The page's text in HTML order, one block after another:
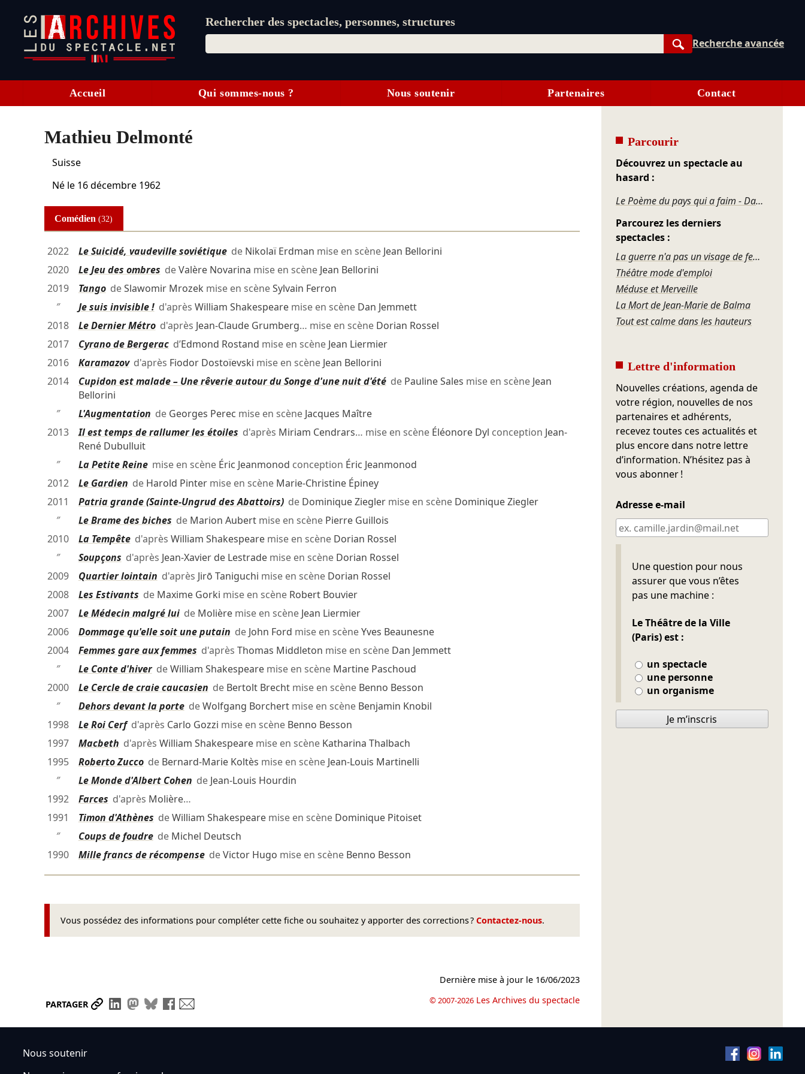
Rechercher des spectacles, personnes, structures
Rechercher
Recherche avancée
Accueil Qui sommes-nous ? Nous soutenir Partenaires Contact
Mathieu Delmonté
Suisse
Né le 16 décembre 1962
Comédien(32)
2022 Le Suicidé, vaudeville soviétiquede Nikolaï Erdman mise en scène Jean Bellorini
2020
Le Jeu des ombres deValère Novarina mise en scène Jean Bellorini
2019
TangodeSlawomir Mrozek mise en scèneSylvain Ferron
″
Je suis invisible !d'après William Shakespearemise en scène Dan Jemmett
2018
Le Dernier Métrod'après Jean-Claude Grumberg… mise en scène Dorian Rossel
2017
Cyrano de Bergeracd’Edmond Rostand mise en scène Jean Liermier
2016
Karamazovd'après Fiodor Dostoïevski mise en scène Jean Bellorini
2014
Cupidon est malade – Une rêverie autour du Songe d'une nuit d'étéde Pauline Sales mise en scène Jean
Bellorini
″
L'Augmentation de Georges Perec mise en scène Jacques Maître
2013
Il est temps de rallumer les étoiles d'après Miriam Cendrars… mise en scène Éléonore Dyl conception Jean-
René Dubulluit
″
La Petite Reinemise en scène Éric Jeanmonod conception Éric Jeanmonod
2012
Le Gardien de Harold Pintermise en scène Marie-Christine Épiney
2011
Patria grande (Sainte-Ungrud des Abattoirs)de Dominique Zieglermise en scène Dominique Ziegler
″
Le Brame des biches de Marion Aubertmise en scène Pierre Guillois
2010
La Tempêted'après William Shakespearemise en scène Dorian Rossel
″
Soupçons d'après Jean-Xavier de Lestrademise en scène Dorian Rossel
2009
Quartier lointain d'après Jirō Taniguchi mise en scène Dorian Rossel
2008
Les Estivants de Maxime Gorki mise en scène Robert Bouvier
2007
Le Médecin malgré luide Molièremise en scène Jean Liermier
2006
Dommage qu'elle soit une putain de John Ford mise en scèneYves Beaunesne
2004
Femmes gare aux femmes d'après Thomas Middleton mise en scène Dan Jemmett
″
Le Conte d'hiverdeWilliam Shakespearemise en scène Martine Paschoud
2000
Le Cercle de craie caucasien de Bertolt Brechtmise en scène Benno Besson
″
Dehors devant la portedeWolfgang Borchertmise en scène Benjamin Knobil
1998
Le Roi Cerfd'après Carlo Gozzi mise en scène Benno Besson
1997
Macbeth d'après William Shakespearemise en scène Katharina Thalbach
1995
Roberto Zuccode Bernard-Marie Koltès mise en scène Jean-Louis Martinelli
″
Le Monde d'Albert Cohen de Jean-Louis Hourdin
1992
Farces d'après Molière…
1991
Timon d'Athènes deWilliam Shakespearemise en scène Dominique Pitoiset
″
Coups de foudrede Michel Deutsch
1990
Mille francs de récompensedeVictor Hugo mise en scène Benno Besson
Vous possédez des informations pour compléter cette fiche ou souhaitez y apporter des corrections ? Contactez-nous.
PARTAGER Partager le lien
Partager sur LinkedIn
Partager sur Mastodon
Partager sur Bluesky
Partager sur Facebook
Dernière mise à jour le 16/06/2023
© 2007-2026 Les Archives du spectacle
Parcourir
Découvrez un spectacle au
hasard :
Le Poème du pays qui a faim - Dahut
Parcourez les derniers
spectacles :
La guerre n'a pas un visage de femme
Théâtre mode d'emploi
Méduse et Merveille
La Mort de Jean-Marie de Balma
Tout est calme dans les hauteurs
Lettre d'information
Nouvelles créations, agenda de
votre région, nouvelles de nos
partenaires et adhérents,
recevez toutes ces actualités et
plus encore dans notre lettre
d’information. N’hésitez pas à
vous abonner !
Adresse e-mail
Une question pour nous
assurer que vous n’êtes
pas une machine :
Le Théâtre de la Ville
(Paris) est :
un spectacle
une personne
un organisme
Ne pas remplir
Je m’inscris
Nous soutenir